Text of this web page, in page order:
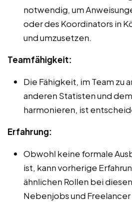
notwendig, um
oder des Koordinators in
und umzusetzen.
Teamfähigkeit:
Die Fähigkeit, im Team zu
anderen Statisten und
harmonieren, ist
Erfahrung:
Obwohl keine formale
ist, kann vorherige
ähnlichen Rollen bei
Nebenjobs und Freelancer